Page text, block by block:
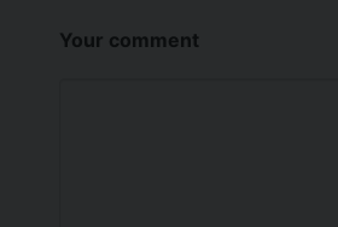
Your comment